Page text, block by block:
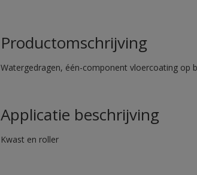
Productomschrijving
Watergedragen, één-component vloercoating op
Applicatie beschrijving
Kwast en roller